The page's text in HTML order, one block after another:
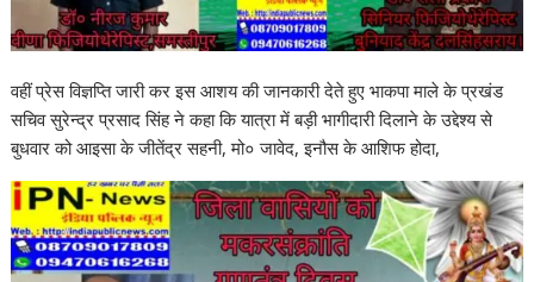
वहीं प्रेस विज्ञप्ति जारी कर इस आशय की जानकारी देते हुए भाकपा माले के प्रखंड
सचिव सुरेन्द्र प्रसाद सिंह ने कहा कि यात्रा में बड़ी भागीदारी दिलाने के उद्देश्य से
बुधवार को आइसा के जीतेंद्र सहनी, मो० जावेद, इनौस के आशिफ होदा,